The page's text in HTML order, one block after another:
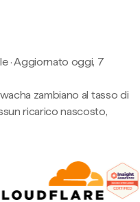
·Aggiornato oggi, 7
zambiano al tasso di
ricarico nascosto,